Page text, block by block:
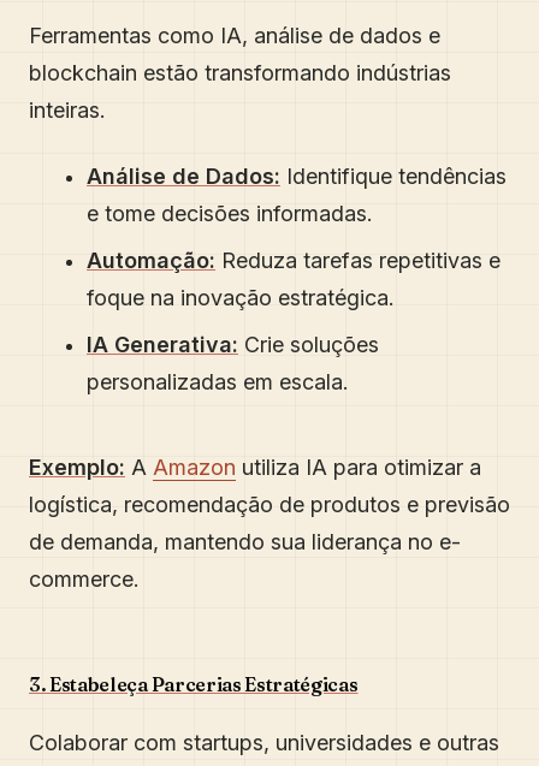
Ferramentas como IA, análise de dados e
blockchain estão transformando indústrias
inteiras.
Análise de Dados: Identifique tendências
e tome decisões informadas.
Automação: Reduza tarefas repetitivas e
foque na inovação estratégica.
IA Generativa: Crie soluções
personalizadas em escala.
Exemplo: A Amazon utiliza IA para otimizar a
logística, recomendação de produtos e previsão
de demanda, mantendo sua liderança no e-
commerce.
3. Estabeleça Parcerias Estratégicas
Colaborar com startups, universidades e outras